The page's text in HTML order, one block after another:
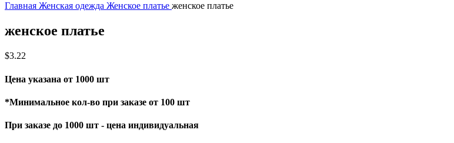
Главная Женская одежда Женское платье женское платье
женское платье
$3.22
Цена указана от 1000 шт
*Минимальное кол-во при заказе от 100 шт
При заказе до 1000 шт - цена индивидуальная